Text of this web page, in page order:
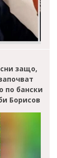
защо,
по бански
Борисов